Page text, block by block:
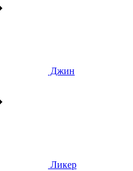
Джин
Ликер